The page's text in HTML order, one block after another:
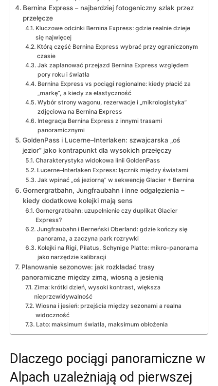
Bernina Express – najbardziej fotogeniczny szlak przez
przełęcze
Kluczowe odcinki Bernina Express: gdzie realnie dzieje
się najwięcej
Którą część Bernina Express wybrać przy ograniczonym
czasie
Jak zaplanować przejazd Bernina Express względem
pory roku i światła
Bernina Express vs pociągi regionalne: kiedy płacić za
„markę”, a kiedy za elastyczność
Wybór strony wagonu, rezerwacje i „mikrologistyka”
zdjęciowa na Bernina Express
Integracja Bernina Express z innymi trasami
panoramicznymi
GoldenPass i Lucerne–Interlaken: szwajcarska „oś
jezior” jako kontrapunkt dla wysokich przełęczy
Charakterystyka widokowa linii GoldenPass
Lucerne–Interlaken Express: łącznik między światami
Jak wpinać „oś jeziorną” w sekwencję Glacier + Bernina
Gornergratbahn, Jungfraubahn i inne odgałęzienia –
kiedy dodatkowe kolejki mają sens
Gornergratbahn: uzupełnienie czy duplikat Glacier
Express?
Jungfraubahn i Berneński Oberland: gdzie kończy się
panorama, a zaczyna park rozrywki
Kolejki na Rigi, Pilatus, Schynige Platte: mikro-panorama
jako narzędzie kalibracji
Planowanie sezonowe: jak rozkładać trasy
panoramiczne między zimą, wiosną a jesienią
Zima: krótki dzień, wysoki kontrast, większa
nieprzewidywalność
Wiosna i jesień: przejścia między sezonami a realna
widoczność
Lato: maksimum światła, maksimum obłożenia
Dlaczego pociągi panoramiczne w
Alpach uzależniają od pierwszej